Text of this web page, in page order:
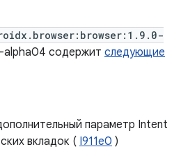
alpha04 содержит следующие
параметр Intent
вкладок ( I911e0 )